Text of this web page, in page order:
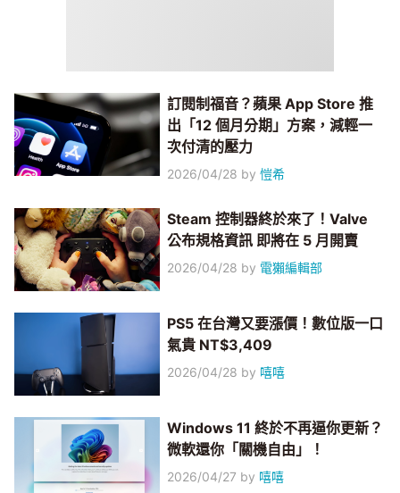
訂閱制福音？蘋果 App Store 推
出「12 個月分期」方案，減輕一
次付清的壓力
2026/04/28 by愷希
Steam 控制器終於來了！Valve
公布規格資訊 即將在 5 月開賣
2026/04/28 by 電獺編輯部
PS5 在台灣又要漲價！數位版一口
氣貴 NT$3,409
2026/04/28 by 嘻嘻
Windows 11 終於不再逼你更新？
微軟還你「關機自由」！
2026/04/27 by 嘻嘻